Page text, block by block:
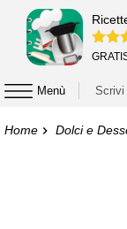
Menù
Home Dolci e